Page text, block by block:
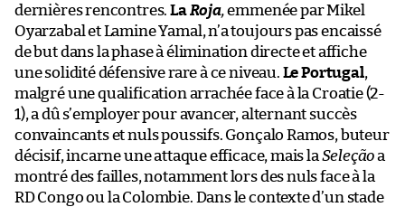
dernières rencontres.LaRoja,emmenée par Mikel
Oyarzabal et Lamine Yamal, n’a toujours pas encaissé
de but dans la phase à élimination directe et affiche
une solidité défensive rare à ce niveau. Le Portugal,
malgré une qualification arrachée face à la Croatie (2-
1), a dû s’employer pour avancer, alternant succès
convaincants et nuls poussifs. Gonçalo Ramos, buteur
décisif, incarne une attaque efficace, mais la Seleçãoa
montré des failles, notamment lors des nuls face à la
RD Congo ou la Colombie. Dans le contexte d’un stade